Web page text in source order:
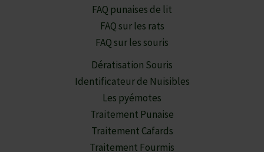
FAQ punaises de lit
FAQ sur les rats
FAQ sur les souris
Dératisation Souris
Identificateur de Nuisibles
Les pyémotes
Traitement Punaise
Traitement Cafards
Traitement Fourmis